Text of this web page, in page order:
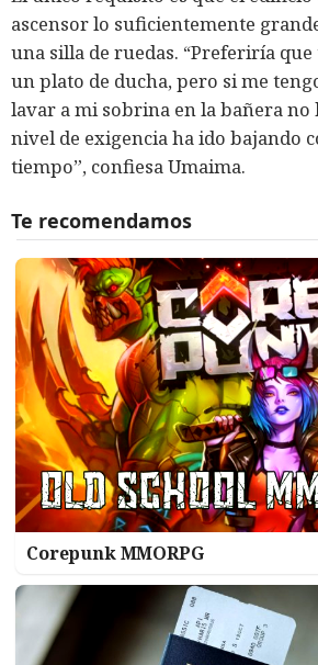
ascensor lo suficientemente
una silla de ruedas. “Preferiría
un plato de ducha, pero si me
lavar a mi sobrina en la bañera no
nivel de exigencia ha ido bajando
tiempo”, confiesa Umaima.
Corepunk MMORPG